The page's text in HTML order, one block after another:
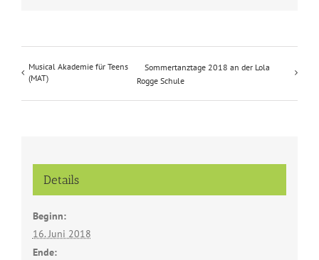
Musical Akademie für Teens
(MAT)
Sommertanztage 2018 an der Lola
Rogge Schule
Details
Beginn:
16. Juni 2018
Ende: